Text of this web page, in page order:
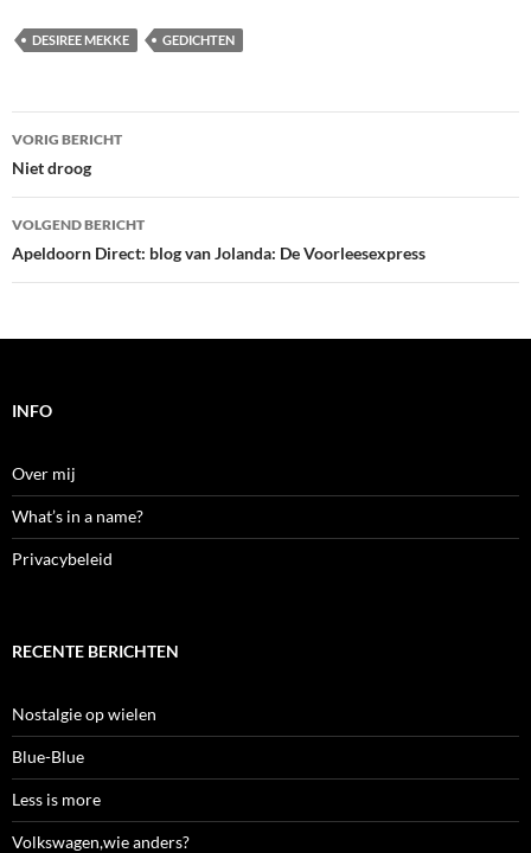
DESIREE MEKKE GEDICHTEN
Bericht
navigatie
VORIG BERICHT
Niet droog
VOLGEND BERICHT
Apeldoorn Direct: blog van Jolanda: De Voorleesexpress
INFO
Over mij
What’s in a name?
Privacybeleid
RECENTE BERICHTEN
Nostalgie op wielen
Blue-Blue
Less is more
Volkswagen,wie anders?